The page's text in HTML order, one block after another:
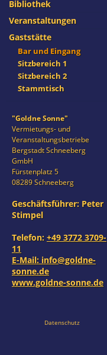
Bibliothek
Veranstaltungen
Gaststätte
Bar und Eingang
Sitzbereich 1
Sitzbereich 2
Stammtisch
"Goldne Sonne"
Vermietungs- und
Veranstaltungsbetriebe
Bergstadt Schneeberg
GmbH
Fürstenplatz 5
08289 Schneeberg
Geschäftsführer: Peter
Stimpel
Telefon: +49 3772 3709-
11
E-Mail: info@goldne-
sonne.de
www.goldne-sonne.de
Datenschutz